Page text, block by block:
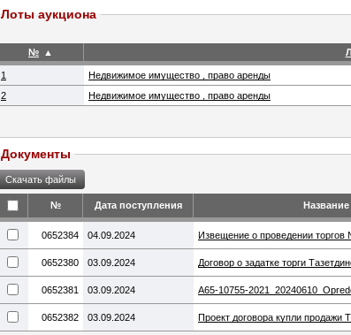
Лоты аукциона
№ ▲
1 Недвижимое имущество , право аренды
2
Недвижимое имущество , право аренды
Документы
№ Дата поступления
0652384 04.09.2024 Извещение о проведении торгов
0652380 03.09.2024 Договор о задатке торги
0652381 03.09.2024 A65-10755-
0652382 03.09.2024 Проект договора купли продажи